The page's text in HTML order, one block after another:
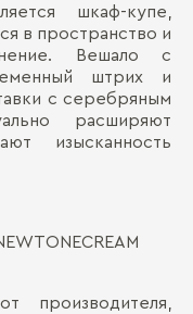
шкаф-купе,
в пространство и
Вешало с
штрих и
с серебряным
расширяют
изысканность
производителя,